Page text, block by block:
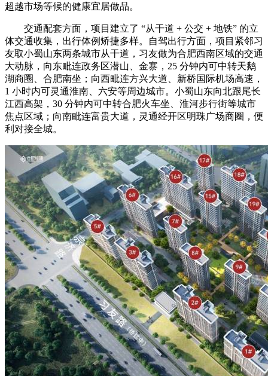
超越市场等候的健康宜居做品。
交通配套方面，项目建立了 “从干道 + 公交 + 地铁” 的立
体交通收集，出行体例矫捷多样。自驾出行方面，项目紧邻习
友取小蜀山东两条城市从干道，习友做为合肥西南区域的交通
大动脉，向东毗连政务区潜山、金寨，25 分钟内可中转天鹅
湖商圈、合肥南坐；向西毗连方兴大道、新桥国际机场高速，
1 小时内可灵通淮南、六安等周边城市。小蜀山东向北跟尾长
江西高架，30 分钟内可中转合肥火车坐、淮河步行街等城市
焦点区域；向南毗连富贵大道，灵通经开区明珠广场商圈，便
利对接全城。